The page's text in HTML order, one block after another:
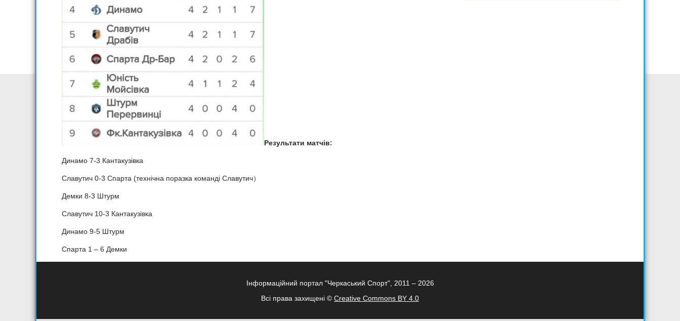
Результати матчів:
Динамо 7-3 Кантакузівка
Славутич 0-3 Спарта (технічна поразка команді Славутич）
Демки 8-3 Штурм
Славутич 10-3 Кантакузівка
Динамо 9-5 Штурм
Спарта 1 – 6 Демки
Інформаційний портал "Черкаський Спорт", 2011 – 2026
Всі права захищені © Creative Commons BY 4.0